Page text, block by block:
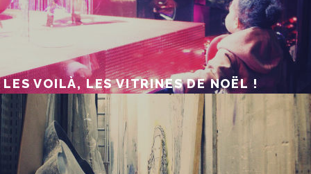
LES VOILÀ, LES VITRINES DE NOËL !